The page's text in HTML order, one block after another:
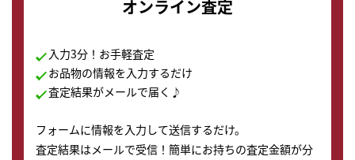
オンライン査定
入力3分！お手軽査定
お品物の情報を入力するだけ
査定結果がメールで届く♪
フォームに情報を入力して送信するだけ。
査定結果はメールで受信！簡単にお持ちの査定金額が分